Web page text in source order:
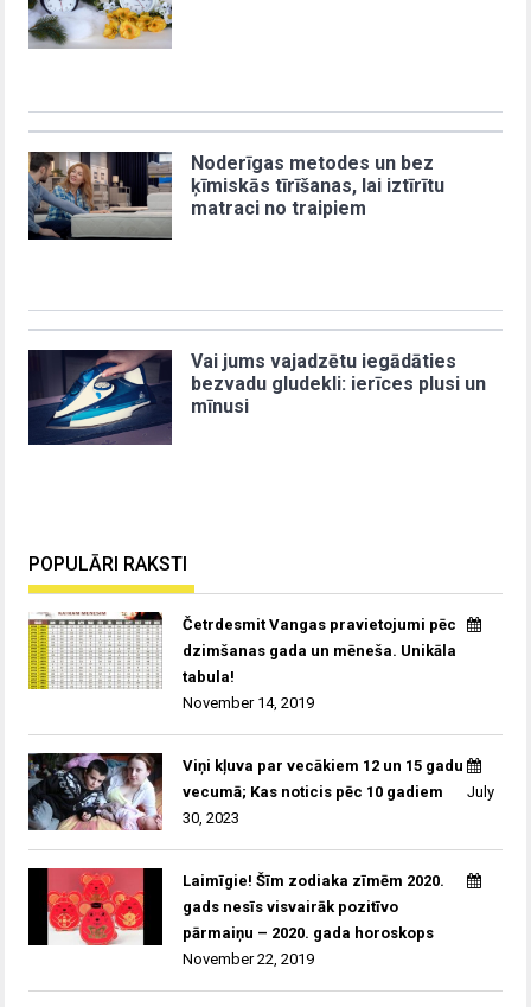
Noderīgas metodes un bez
ķīmiskās tīrīšanas, lai iztīrītu
matraci no traipiem
Vai jums vajadzētu iegādāties
bezvadu gludekli: ierīces plusi un
mīnusi
POPULĀRI RAKSTI
Četrdesmit Vangas pravietojumi pēc
dzimšanas gada un mēneša. Unikāla
tabula!
November 14, 2019
Viņi kļuva par vecākiem 12 un 15 gadu
vecumā; Kas noticis pēc 10 gadiem
July
30, 2023
Laimīgie! Šīm zodiaka zīmēm 2020.
gads nesīs visvairāk pozitīvo
pārmaiņu – 2020. gada horoskops
November 22, 2019